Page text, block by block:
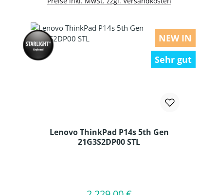
NEW IN
Sehr gut
Lenovo ThinkPad P14s 5th Gen
21G3S2DP00 STL